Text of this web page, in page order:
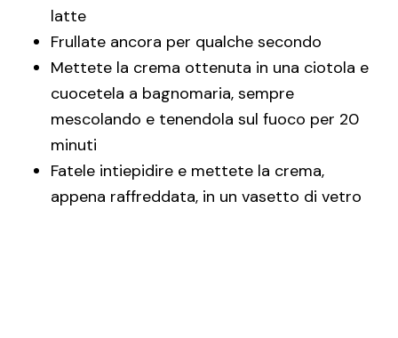
latte
Frullate ancora per qualche secondo
Mettete la crema ottenuta in una ciotola e
cuocetela a bagnomaria, sempre
mescolando e tenendola sul fuoco per 20
minuti
Fatele intiepidire e mettete la crema,
appena raffreddata, in un vasetto di vetro